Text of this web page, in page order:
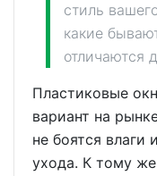
стиль
какие
отличаются
Пластиковые
вариант на
не боятся влаги
ухода. К тому